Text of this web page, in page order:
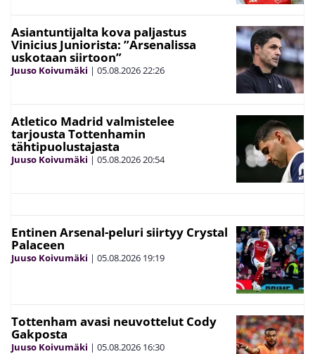
Asiantuntijalta kova paljastus
Vinicius Juniorista: ”Arsenalissa
uskotaan siirtoon”
Juuso Koivumäki | 05.08.202622:26
Atletico Madrid valmistelee
tarjousta Tottenhamin
tähtipuolustajasta
Juuso Koivumäki | 05.08.202620:54
Entinen Arsenal-peluri siirtyy Crystal
Palaceen
Juuso Koivumäki | 05.08.2026 19:19
Tottenham avasi neuvottelut Cody
Gakposta
Juuso Koivumäki | 05.08.2026 16:30